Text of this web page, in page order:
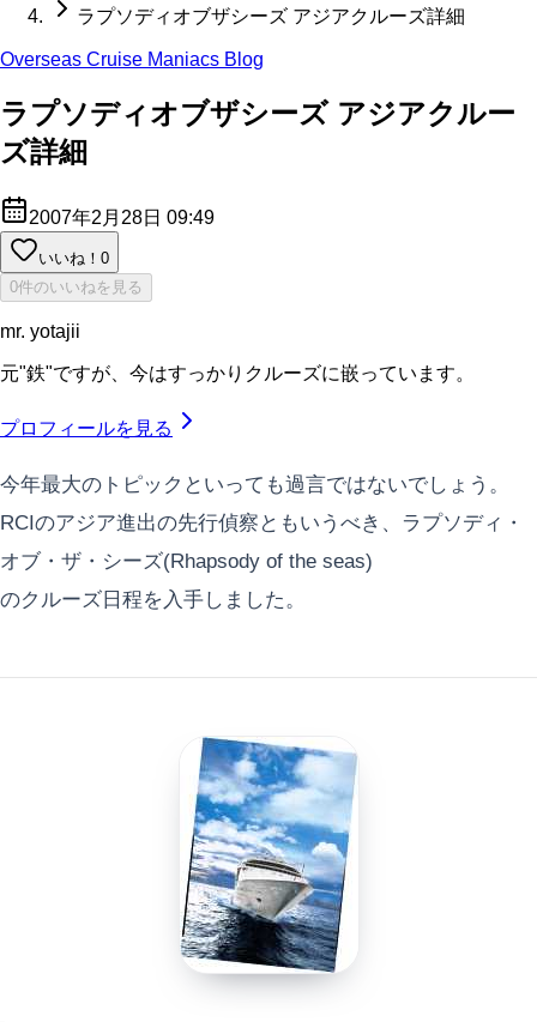
ラプソディオブザシーズ アジアクルーズ詳細
Overseas Cruise Maniacs Blog
ラプソディオブザシーズ アジアクルー
ズ詳細
2007年2月28日 09:49
いいね！ 0
0件のいいねを見る
mr. yotajii
元"鉄"ですが、今はすっかりクルーズに嵌っています。
プロフィールを見る
今年最大のトピックといっても過言ではないでしょう。
RCIのアジア進出の先行偵察ともいうべき、ラプソディ・
オブ・ザ・シーズ(Rhapsody of the seas)
のクルーズ日程を入手しました。